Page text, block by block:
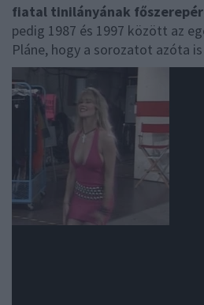
fiatal tinilányának
pedig 1987 és 1997 között az
Pláne, hogy a sorozatot azóta